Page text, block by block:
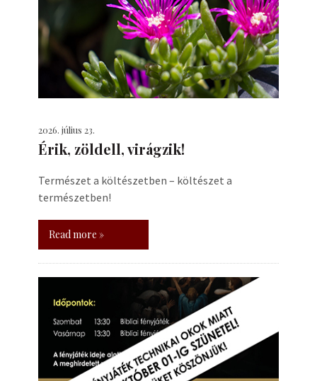
2026. július 23.
Érik, zöldell, virágzik!
Természet a költészetben – költészet a
természetben!
Read more »